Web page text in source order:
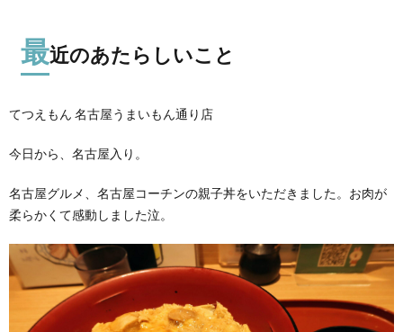
最近のあたらしいこと
てつえもん 名古屋うまいもん通り店
今日から、名古屋入り。
名古屋グルメ、名古屋コーチンの親子丼をいただきました。お肉が
柔らかくて感動しました泣。